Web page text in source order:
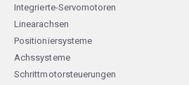
Integrierte-Servomotoren
Linearachsen
Positioniersysteme
Achssysteme
Schrittmotorsteuerungen